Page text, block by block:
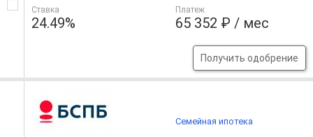
Ставка
24.49%
Платеж
65 352 ₽ / мес
Получить одобрение
Семейная ипотека